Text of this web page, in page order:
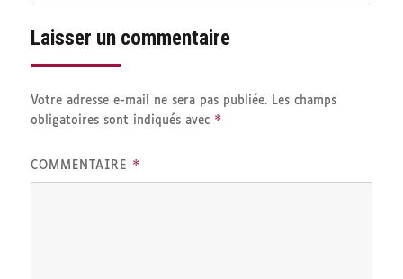
Laisser un commentaire
Votre adresse e-mail ne sera pas publiée.
Les champs
obligatoires sont indiqués avec *
COMMENTAIRE *